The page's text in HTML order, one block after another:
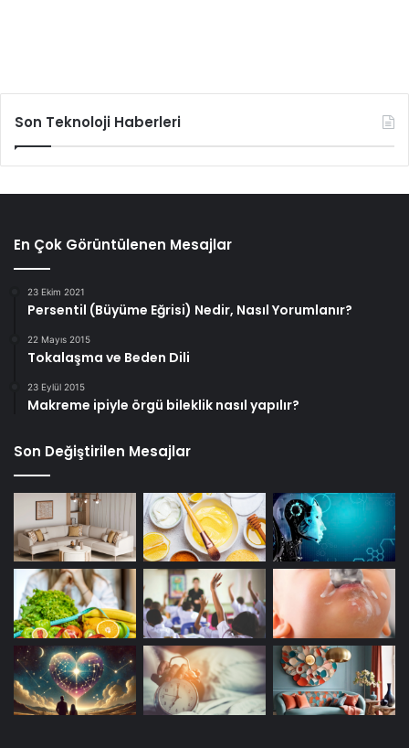
Son Teknoloji Haberleri
En Çok Görüntülenen Mesajlar
23 Ekim 2021
Persentil (Büyüme Eğrisi) Nedir, Nasıl Yorumlanır?
22 Mayıs 2015
Tokalaşma ve Beden Dili
23 Eylül 2015
Makreme ipiyle örgü bileklik nasıl yapılır?
Son Değiştirilen Mesajlar